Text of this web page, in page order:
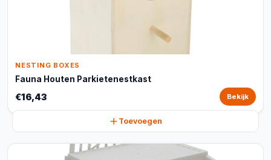
NESTING BOXES
Fauna Houten Parkietenestkast
€16,43 Bekijk
Toevoegen